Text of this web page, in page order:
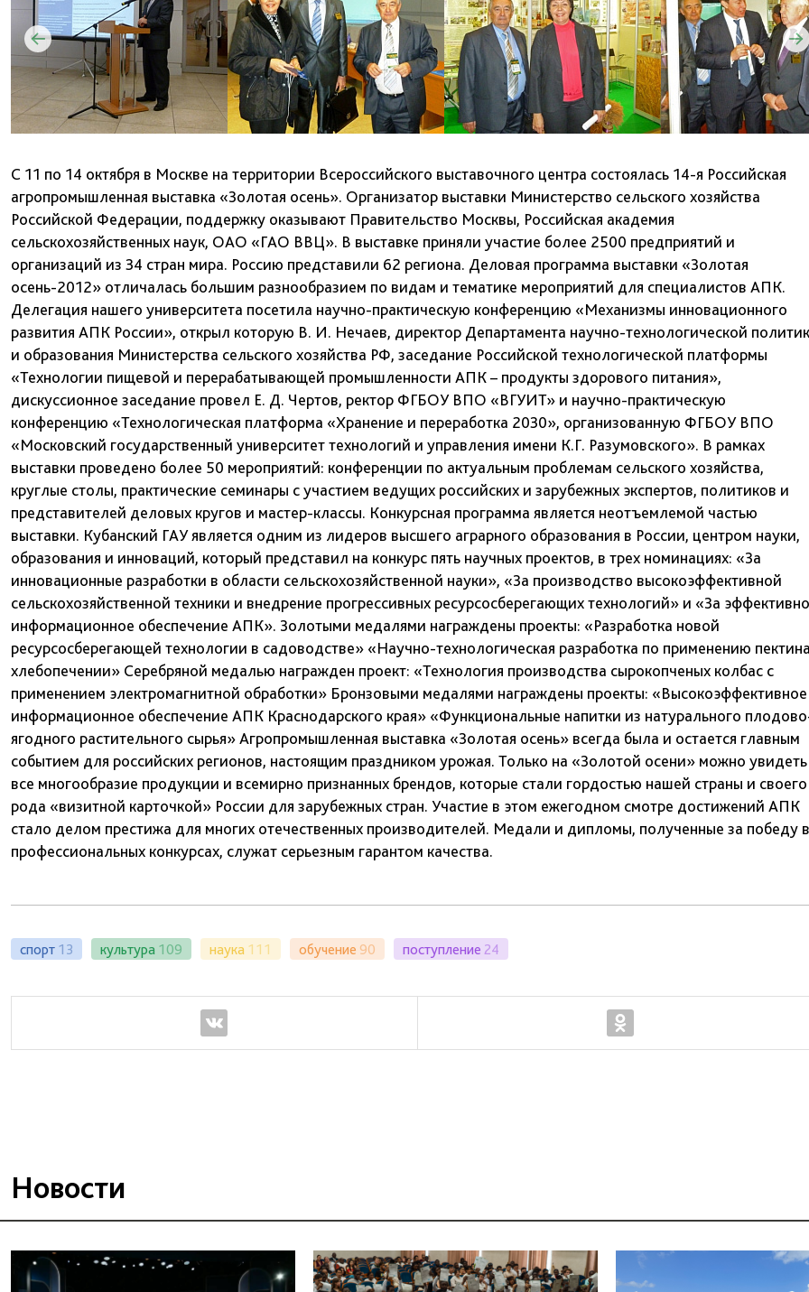
С 11 по 14 октября в Москве на территории Всероссийского выставочного центра состоялась 14-я Российская
агропромышленная выставка «Золотая осень». Организатор выставки Министерство сельского хозяйства
Российской Федерации, поддержку оказывают Правительство Москвы, Российская академия
сельскохозяйственных наук, ОАО «ГАО ВВЦ». В выставке приняли участие более 2500 предприятий и
организаций из 34 стран мира. Россию представили 62 региона. Деловая программа выставки «Золотая
осень-2012» отличалась большим разнообразием по видам и тематике мероприятий для специалистов АПК.
Делегация нашего университета посетила научно-практическую конференцию «Механизмы инновационного
развития АПК России», открыл которую В. И. Нечаев, директор Департамента научно-технологической
и образования Министерства сельского хозяйства РФ, заседание Российской технологической платформы
«Технологии пищевой и перерабатывающей промышленности АПК – продукты здорового питания»,
дискуссионное заседание провел Е. Д. Чертов, ректор ФГБОУ ВПО «ВГУИТ» и научно-практическую
конференцию «Технологическая платформа «Хранение и переработка 2030», организованную ФГБОУ ВПО
«Московский государственный университет технологий и управления имени К.Г. Разумовского». В рамках
выставки проведено более 50 мероприятий: конференции по актуальным проблемам сельского хозяйства,
круглые столы, практические семинары с участием ведущих российских и зарубежных экспертов, политиков и
представителей деловых кругов и мастер-классы. Конкурсная программа является неотъемлемой частью
выставки. Кубанский ГАУ является одним из лидеров высшего аграрного образования в России, центром науки,
образования и инноваций, который представил на конкурс пять научных проектов, в трех номинациях: «За
инновационные разработки в области сельскохозяйственной науки», «За производство высокоэффективной
сельскохозяйственной техники и внедрение прогрессивных ресурсосберегающих технологий» и «За
информационное обеспечение АПК». Золотыми медалями награждены проекты: «Разработка новой
ресурсосберегающей технологии в садоводстве» «Научно-технологическая разработка по применению
хлебопечении» Серебряной медалью награжден проект: «Технология производства сырокопченых колбас с
применением электромагнитной обработки» Бронзовыми медалями награждены проекты: «Высокоэффективное
информационное обеспечение АПК Краснодарского края» «Функциональные напитки из натурального
ягодного растительного сырья» Агропромышленная выставка «Золотая осень» всегда была и остается главным
событием для российских регионов, настоящим праздником урожая. Только на «Золотой осени» можно увидеть
все многообразие продукции и всемирно признанных брендов, которые стали гордостью нашей страны и своего
рода «визитной карточкой» России для зарубежных стран. Участие в этом ежегодном смотре достижений АПК
стало делом престижа для многих отечественных производителей. Медали и дипломы, полученные за победу в
профессиональных конкурсах, служат серьезным гарантом качества.
спорт 13 культура 109 наука 111 обучение 90 поступление 24
Новости